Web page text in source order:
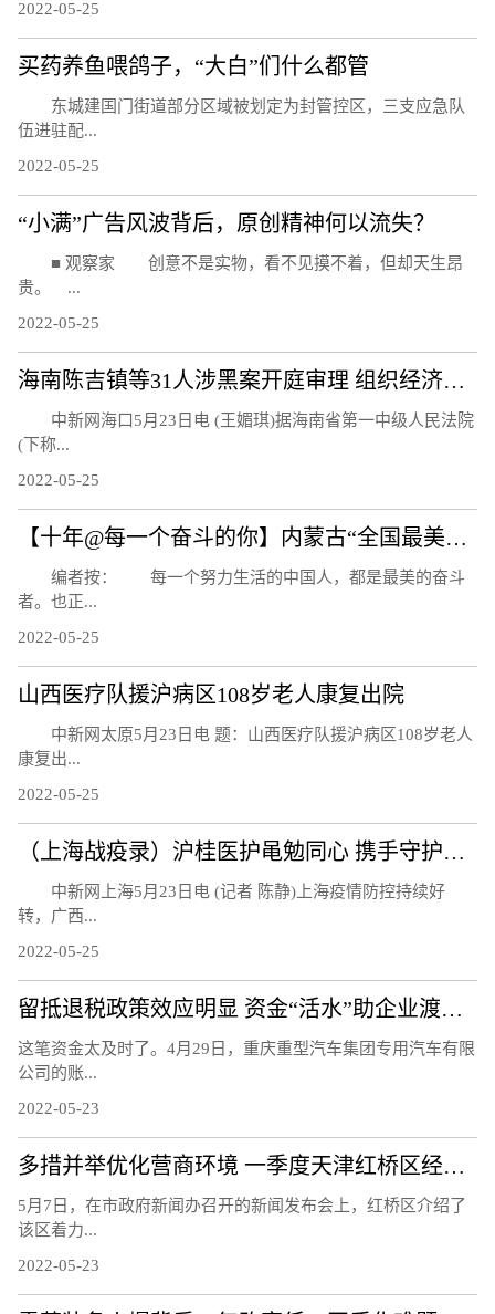
2022-05-25
买药养鱼喂鸽子，“大白”们什么都管
东城建国门街道部分区域被划定为封管控区，三支应急队
伍进驻配...
2022-05-25
“小满”广告风波背后，原创精神何以流失？
■ 观察家 创意不是实物，看不见摸不着，但却天生昂
贵。 ...
2022-05-25
海南陈吉镇等31人涉黑案开庭审理 组织经济收入达3亿元
中新网海口5月23日电 (王媚琪)据海南省第一中级人民法院
(下称...
2022-05-25
【十年@每一个奋斗的你】内蒙古“全国最美家庭”：为家乡添彩 为“绿色”赋能
编者按： 每一个努力生活的中国人，都是最美的奋斗
者。也正...
2022-05-25
山西医疗队援沪病区108岁老人康复出院
中新网太原5月23日电 题：山西医疗队援沪病区108岁老人
康复出...
2022-05-25
（上海战疫录）沪桂医护黾勉同心 携手守护亚定点医院患者
中新网上海5月23日电 (记者 陈静)上海疫情防控持续好
转，广西...
2022-05-25
留抵退税政策效应明显 资金“活水”助企业渡难关
这笔资金太及时了。4月29日，重庆重型汽车集团专用汽车有限
公司的账...
2022-05-23
多措并举优化营商环境 一季度天津红桥区经济实现平稳增长
5月7日，在市政府新闻办召开的新闻发布会上，红桥区介绍了
该区着力...
2022-05-23